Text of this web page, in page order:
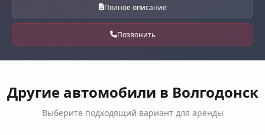
Полное описание
Позвонить
Другие автомобили в Волгодонск
Выберите подходящий вариант для аренды